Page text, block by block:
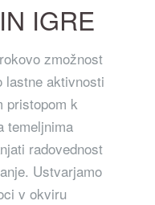
IGRE
zmožnost
lastne aktivnosti
pristopom k
temeljnima
radovednost
Ustvarjamo
v okviru